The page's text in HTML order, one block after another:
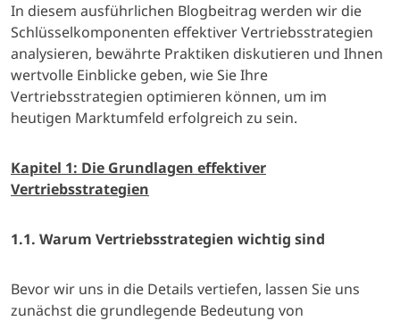
In diesem ausführlichen Blogbeitrag werden wir die
Schlüsselkomponenten effektiver Vertriebsstrategien
analysieren, bewährte Praktiken diskutieren und Ihnen
wertvolle Einblicke geben, wie Sie Ihre
Vertriebsstrategien optimieren können, um im
heutigen Marktumfeld erfolgreich zu sein.
Kapitel 1: Die Grundlagen effektiver
Vertriebsstrategien
1.1. Warum Vertriebsstrategien wichtig sind
Bevor wir uns in die Details vertiefen, lassen Sie uns
zunächst die grundlegende Bedeutung von